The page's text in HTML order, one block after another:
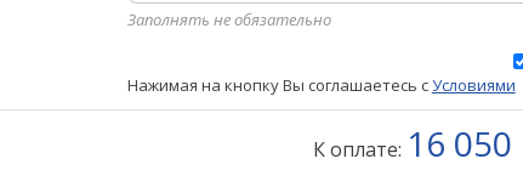
Заполнять не обязательно
Нажимая на кнопку Вы соглашаетесь сУсловиями
К оплате: 16 050